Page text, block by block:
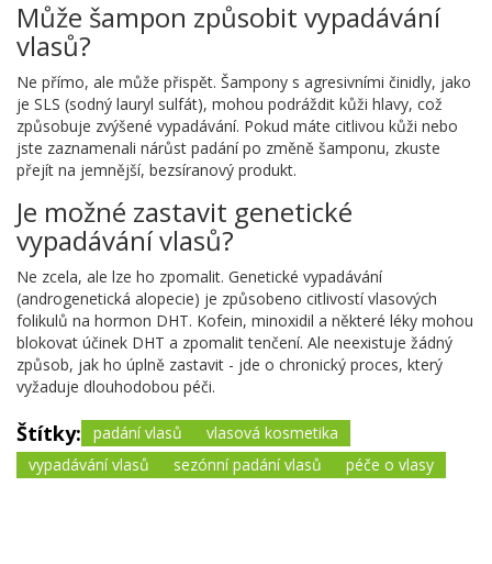
Může šampon způsobit vypadávání
vlasů?
Ne přímo, ale může přispět. Šampony s agresivními činidly, jako
je SLS (sodný lauryl sulfát), mohou podráždit kůži hlavy, což
způsobuje zvýšené vypadávání. Pokud máte citlivou kůži nebo
jste zaznamenali nárůst padání po změně šamponu, zkuste
přejít na jemnější, bezsíranový produkt.
Je možné zastavit genetické
vypadávání vlasů?
Ne zcela, ale lze ho zpomalit. Genetické vypadávání
(androgenetická alopecie) je způsobeno citlivostí vlasových
folikulů na hormon DHT. Kofein, minoxidil a některé léky mohou
blokovat účinek DHT a zpomalit tenčení. Ale neexistuje žádný
způsob, jak ho úplně zastavit - jde o chronický proces, který
vyžaduje dlouhodobou péči.
Štítky: padání vlasů
vlasová kosmetika
vypadávání vlasů
sezónní padání vlasů péče o vlasy